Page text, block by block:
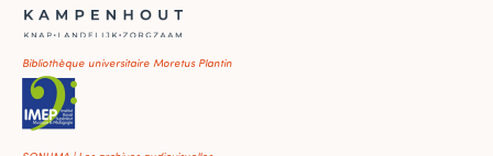
Bibliothèque universitaire Moretus Plantin